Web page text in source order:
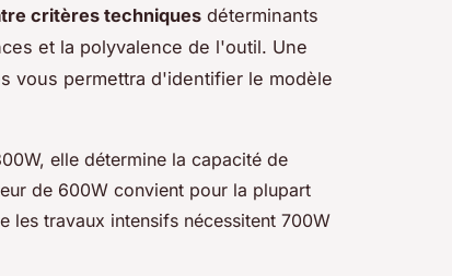
critères techniques déterminants
et la polyvalence de l'outil. Une
vous permettra d'identifier le modèle
elle détermine la capacité de
de 600W convient pour la plupart
les travaux intensifs nécessitent 700W